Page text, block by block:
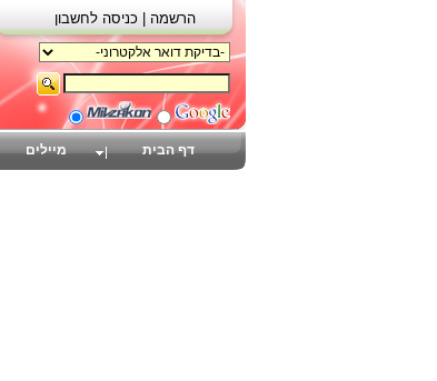
דף הבית מיילים
הרשמה | כניסה לחשבון